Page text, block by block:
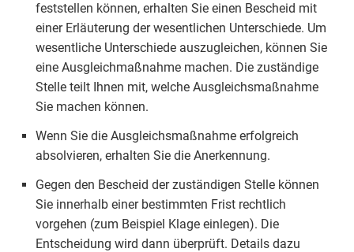
feststellen können, erhalten Sie einen Bescheid mit
einer Erläuterung der wesentlichen Unterschiede. Um
wesentliche Unterschiede auszugleichen, können Sie
eine Ausgleichmaßnahme machen. Die zuständige
Stelle teilt Ihnen mit, welche Ausgleichsmaßnahme
Sie machen können.
Wenn Sie die Ausgleichsmaßnahme erfolgreich
absolvieren, erhalten Sie die Anerkennung.
Gegen den Bescheid der zuständigen Stelle können
Sie innerhalb einer bestimmten Frist rechtlich
vorgehen (zum Beispiel Klage einlegen). Die
Entscheidung wird dann überprüft. Details dazu